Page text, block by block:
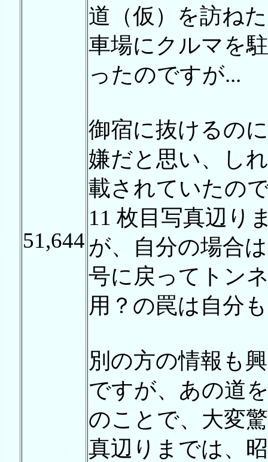
51,644
道（仮）を訪ね
車場にクルマを
ったのですが...
御宿に抜けるの
嫌だと思い、し
載されていたの
11 枚目写真辺り
が、自分の場合
号に戻ってトン
用？の罠は自分
別の方の情報も
ですが、あの道
のことで、大変
真辺りまでは、